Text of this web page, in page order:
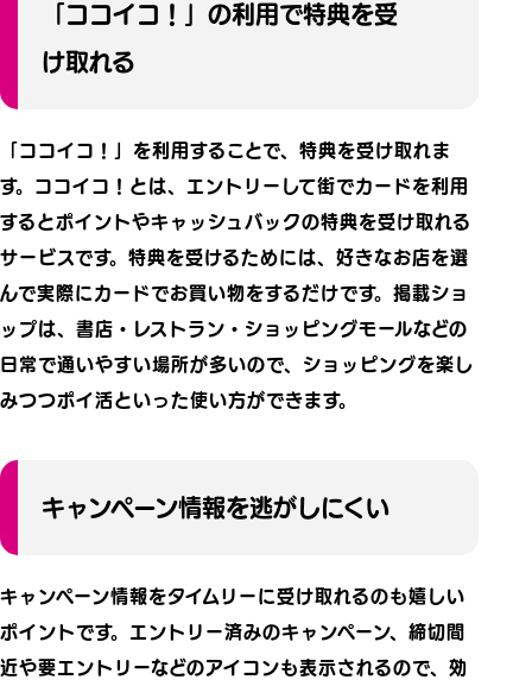
「ココイコ！」の利用で特典を受
け取れる
「ココイコ！」を利用することで、特典を受け取れま
す。ココイコ！とは、エントリーして街でカードを利用
するとポイントやキャッシュバックの特典を受け取れる
サービスです。特典を受けるためには、好きなお店を選
んで実際にカードでお買い物をするだけです。掲載ショ
ップは、書店・レストラン・ショッピングモールなどの
日常で通いやすい場所が多いので、ショッピングを楽し
みつつポイ活といった使い方ができます。
キャンペーン情報を逃がしにくい
キャンペーン情報をタイムリーに受け取れるのも嬉しい
ポイントです。エントリー済みのキャンペーン、締切間
近や要エントリーなどのアイコンも表示されるので、効